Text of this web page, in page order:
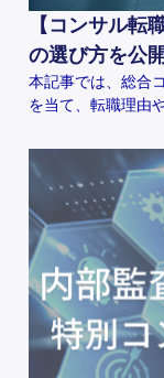
【コンサル転
の選び方を公
本記事では、総合
を当て、転職理由